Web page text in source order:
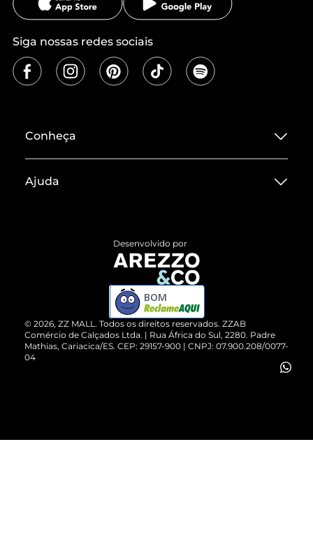
Siga nossas redes sociais
Conheça
Termos de Uso
ZZ MALL é confiável
Cartão Presente
Vendas Corporativas
Ajuda
Devolução do Produto
Compre pelo WhatsApp
© 2026, ZZ MALL. Todos os direitos reservados. ZZAB
Comércio de Calçados Ltda. | Rua África do Sul, 2280. Padre
Mathias, Cariacica/ES. CEP: 29157-900 | CNPJ: 07.900.208/0077-
04
Desenvolvido por
BOM